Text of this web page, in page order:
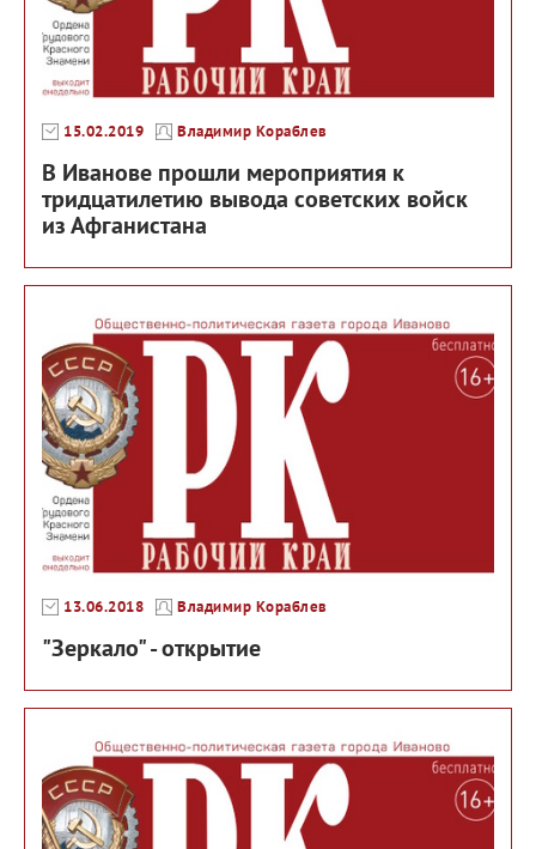
15.02.2019 Владимир Кораблев
В Иванове прошли мероприятия к
тридцатилетию вывода советских войск
из Афганистана
13.06.2018 Владимир Кораблев
"Зеркало" - открытие